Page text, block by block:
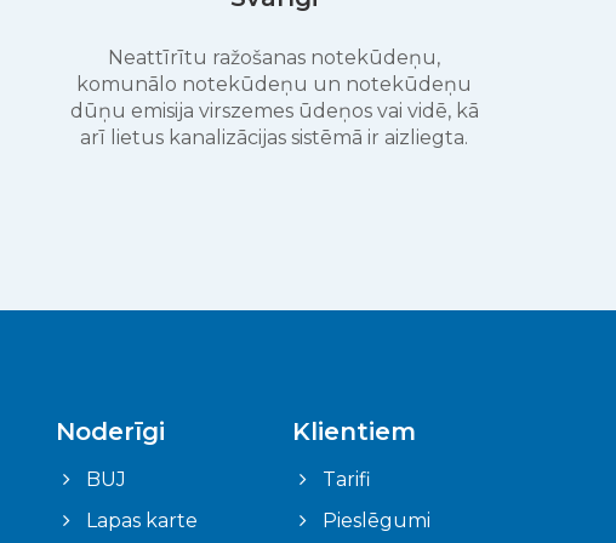
Neattīrītu ražošanas notekūdeņu,
komunālo notekūdeņu un notekūdeņu
dūņu emisija virszemes ūdeņos vai vidē, kā
arī lietus kanalizācijas sistēmā ir aizliegta.
Noderīgi
BUJ
Lapas karte
Klientiem
Tarifi
Pieslēgumi